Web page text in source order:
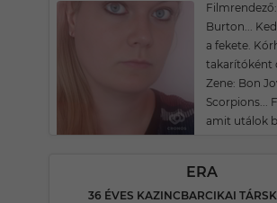
Burton...
a fekete.
takarítóként
Zene: Bon
Scorpions...
amit utálok
ERA
36 ÉVES KAZINCBARCIKAI